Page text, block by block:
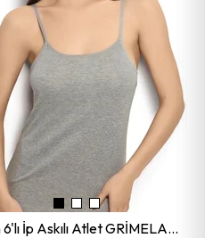
Kadın 6'lı İp Askılı Atlet GRİMELANJ JBR583.0006